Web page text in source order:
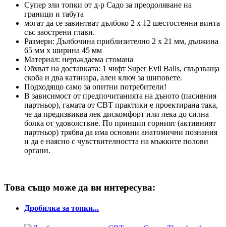
Супер зли топки от д-р Садо за преодоляване на
граници и табута
могат да се завинтват дълбоко 2 х 12 шестостенни винта
със заострени глави.
Размери: Дълбочина приблизително 2 x 21 мм, дължина
65 мм x ширина 45 мм
Материал: неръждаема стомана
Обхват на доставката: 1 чифт Super Evil Balls, свързваща
скоба и два катинара, ален ключ за шиповете.
Подходящо само за опитни потребители!
В зависимост от предпочитанията на дъното (пасивния
партньор), гамата от CBT практики е проектирана така,
че да предизвиква лек дискомфорт или лека до силна
болка от удоволствие. По принцип горният (активният
партньор) трябва да има основни анатомични познания
и да е наясно с чувствителността на мъжките полови
органи.
Това също може да ви интересува:
Дробилка за топки...